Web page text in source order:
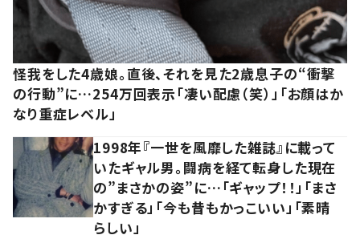
怪我をした4歳娘。直後、それを見た2歳息子の“衝撃
の行動”に…254万回表示「凄い配慮（笑）」「お顔はか
なり重症レベル」
1998年『一世を風靡した雑誌』に載って
いたギャル男。闘病を経て転身した現在
の”まさかの姿”に…「ギャップ！！」「まさ
かすぎる」「今も昔もかっこいい」「素晴
らしい」